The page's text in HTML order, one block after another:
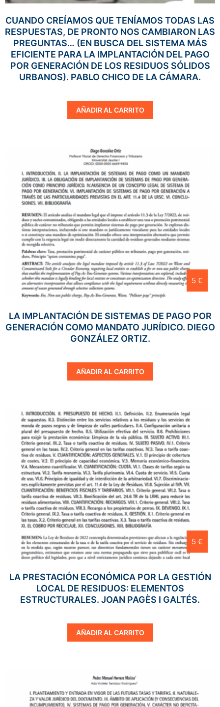
CUANDO CREÍAMOS QUE TENÍAMOS TODAS LAS
RESPUESTAS, DE PRONTO NOS CAMBIARON LAS
PREGUNTAS… (EN BUSCA DEL SISTEMA MÁS
EFICIENTE PARA LA IMPLANTACIÓN DEL PAGO
POR GENERACIÓN DE LOS RESIDUOS SÓLIDOS
URBANOS). PABLO CHICO DE LA CÁMARA.
AÑADIR AL CARRITO
5 €
LA IMPLANTACIÓN DE SISTEMAS DE PAGO POR
GENERACIÓN COMO MANDATO JURÍDICO. DIEGO
GONZÁLEZ ORTIZ.
AÑADIR AL CARRITO
5 €
LA PRESTACIÓN ECONÓMICA POR LA GESTIÓN
LOCAL DE RESIDUOS: ELEMENTOS
ESTRUCTURALES. JOAN PAGÈS I GALTÉS.
AÑADIR AL CARRITO